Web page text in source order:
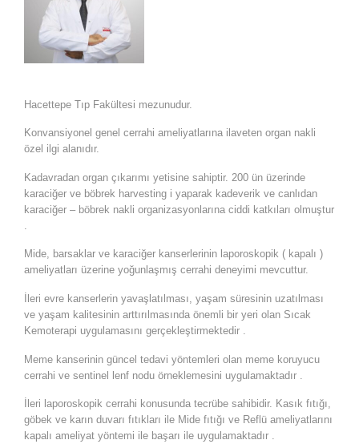
Hacettepe Tıp Fakültesi mezunudur.
Konvansiyonel genel cerrahi ameliyatlarına ilaveten organ nakli
özel ilgi alanıdır.
Kadavradan organ çıkarımı yetisine sahiptir. 200 ün üzerinde
karaciğer ve böbrek harvesting i yaparak kadeverik ve canlıdan
karaciğer – böbrek nakli organizasyonlarına ciddi katkıları olmuştur
Mide, barsaklar ve karaciğer kanserlerinin laporoskopik ( kapalı )
ameliyatları üzerine yoğunlaşmış cerrahi deneyimi mevcuttur.
İleri evre kanserlerin yavaşlatılması, yaşam süresinin uzatılması
ve yaşam kalitesinin arttırılmasında önemli bir yeri olan Sıcak
Kemoterapi uygulamasını gerçekleştirmektedir .
Meme kanserinin güncel tedavi yöntemleri olan meme koruyucu
cerrahi ve sentinel lenf nodu örneklemesini uygulamaktadır .
İleri laporoskopik cerrahi konusunda tecrübe sahibidir. Kasık fıtığı,
göbek ve karın duvarı fıtıkları ile Mide fıtığı ve Reflü ameliyatlarını
kapalı ameliyat yöntemi ile başarı ile uygulamaktadır .